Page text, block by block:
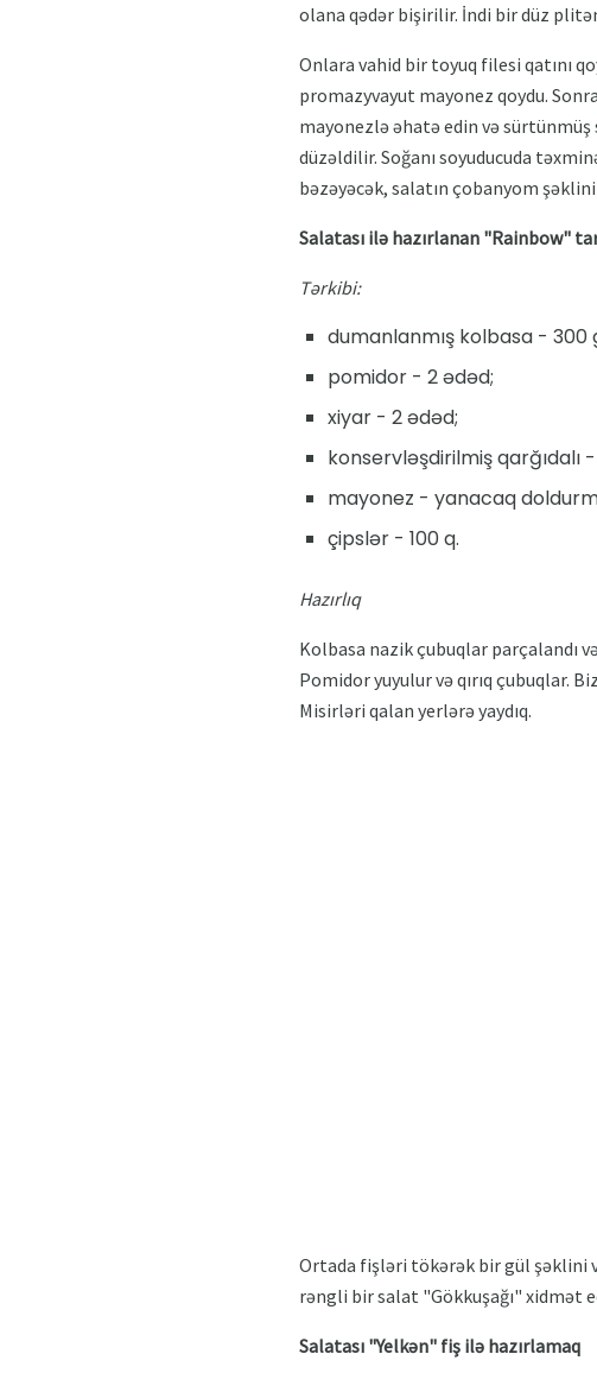
olana qədər bişirilir. İndi bir düz
Onlara vahid bir toyuq filesi qatını
promazyvayut mayonez qoydu.
mayonezlə əhatə edin və
düzəldilir. Soğanı soyuducuda
bəzəyəcək, salatın çobanyom şəklini
Salatası ilə hazırlanan "Rainbow"
Tərkibi:
dumanlanmış kolbasa - 300
pomidor - 2 ədəd;
xiyar - 2 ədəd;
konservləşdirilmiş qarğıdalı
mayonez - yanacaq
çipslər - 100 q.
Hazırlıq
Kolbasa nazik çubuqlar parçalandı
Pomidor yuyulur və qırıq çubuqlar.
Misirləri qalan yerlərə yaydıq.
Ortada fişləri tökərək bir gül şəklini
rəngli bir salat "Gökkuşağı" xidmət
Salatası "Yelkən" fiş ilə hazırlamaq